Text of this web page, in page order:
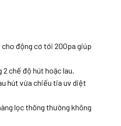
cho động cơ tới 200pa giúp
chế độ hút hoặc lau.
hút vừa chiếu tia uv diệt
lọc thông thường không